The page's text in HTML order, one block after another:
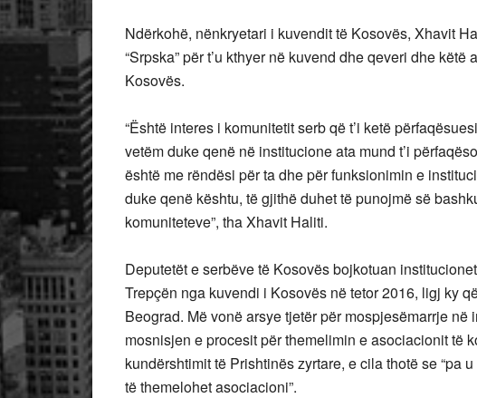
Ndërkohë, nënkryetari i kuvendit të Kosovës, Xhavit
“Srpska” për t’u kthyer në kuvend dhe qeveri dhe
Kosovës.
“Është interes i komunitetit serb që t’i ketë
vetëm duke qenë në institucione ata mund t’i
është me rëndësi për ta dhe për funksionimin e
duke qenë kështu, të gjithë duhet të punojmë së
komuniteteve”, tha Xhavit Haliti.
Deputetët e serbëve të Kosovës bojkotuan
Trepçën nga kuvendi i Kosovës në tetor 2016, ligj ky
Beograd. Më vonë arsye tjetër për mospjesëmarrje në
mosnisjen e procesit për themelimin e asociacionit të
kundërshtimit të Prishtinës zyrtare, e cila thotë se “pa
të themelohet asociacioni”.